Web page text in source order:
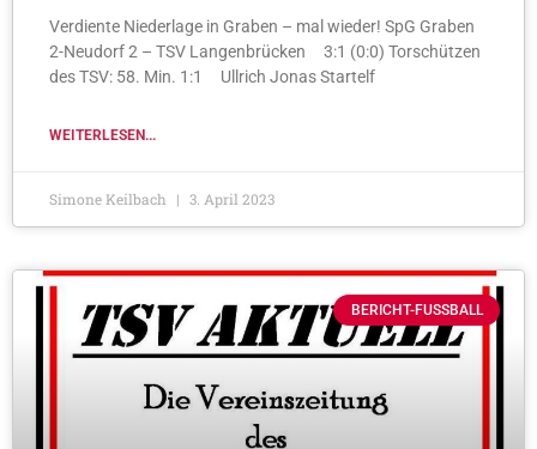
Verdiente Niederlage in Graben – mal wieder! SpG Graben
2-Neudorf 2 – TSV Langenbrücken 3:1 (0:0) Torschützen
des TSV: 58. Min. 1:1 Ullrich Jonas Startelf
WEITERLESEN...
Simone Keilbach 3. April 2023
BERICHT-FUSSBALL